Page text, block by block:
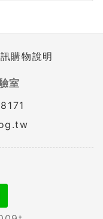
購物說明
室